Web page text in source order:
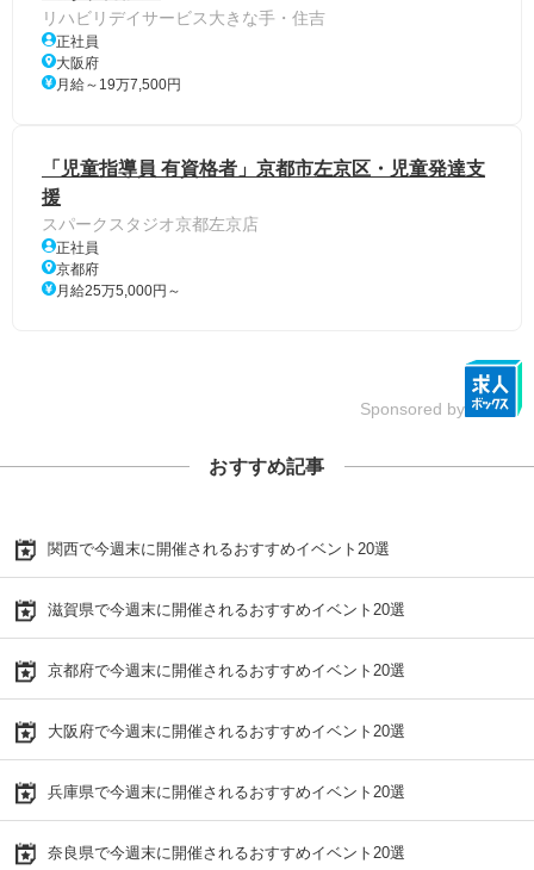
リハビリデイサービス大きな手・住吉
正社員
大阪府
月給～19万7,500円
「児童指導員 有資格者」京都市左京区・児童発達支
援
スパークスタジオ京都左京店
正社員
京都府
月給25万5,000円～
Sponsored by
おすすめ記事
関西で今週末に開催されるおすすめイベント20選
滋賀県で今週末に開催されるおすすめイベント20選
京都府で今週末に開催されるおすすめイベント20選
大阪府で今週末に開催されるおすすめイベント20選
兵庫県で今週末に開催されるおすすめイベント20選
奈良県で今週末に開催されるおすすめイベント20選